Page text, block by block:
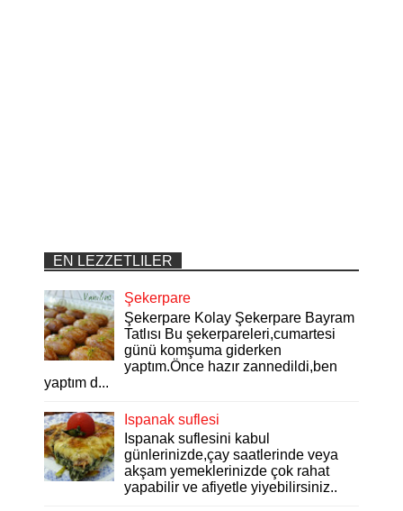
EN LEZZETLILER
Şekerpare
Şekerpare Kolay Şekerpare Bayram
Tatlısı Bu şekerpareleri,cumartesi
günü komşuma giderken
yaptım.Önce hazır zannedildi,ben
yaptım d...
Ispanak suflesi
Ispanak suflesini kabul
günlerinizde,çay saatlerinde veya
akşam yemeklerinizde çok rahat
yapabilir ve afiyetle yiyebilirsiniz..